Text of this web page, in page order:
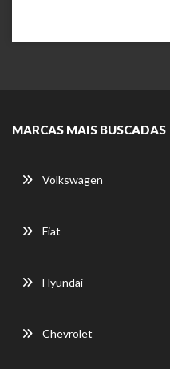
MARCAS MAIS BUSCADAS
Volkswagen
Fiat
Hyundai
Chevrolet